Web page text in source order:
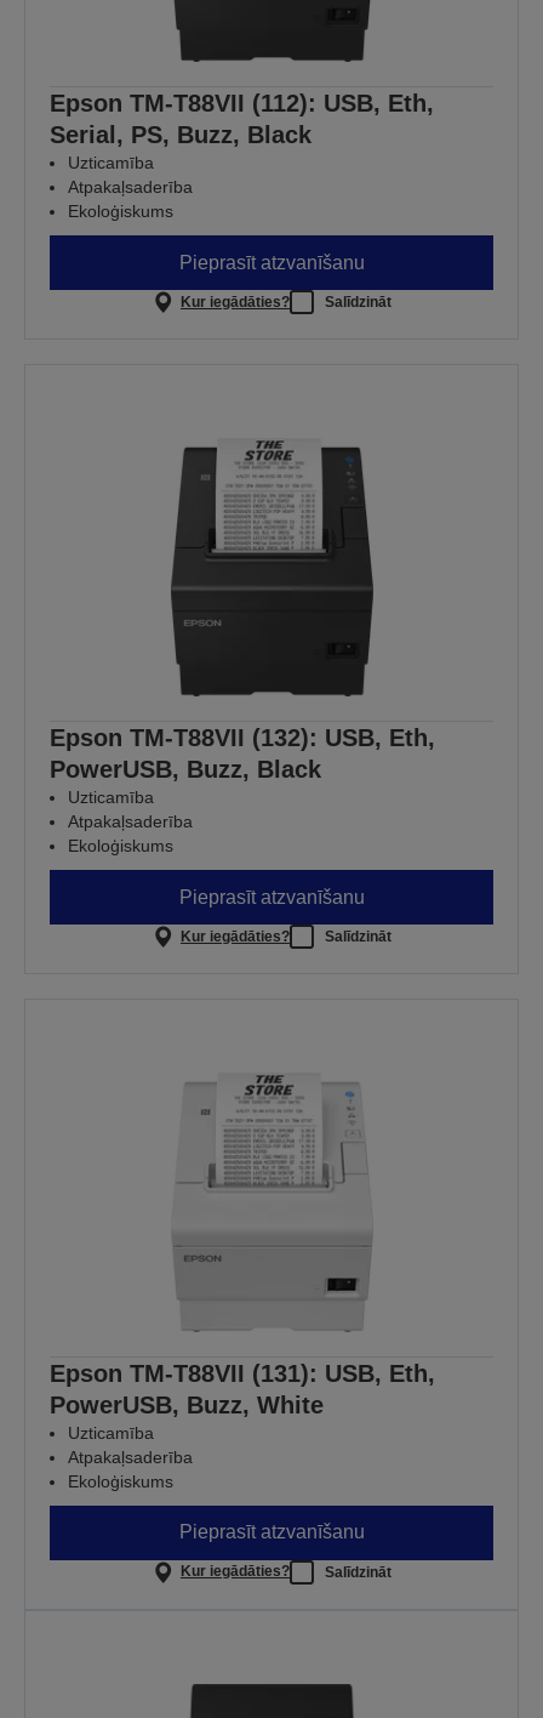
Epson TM-T88VII (112): USB, Eth,
Serial, PS, Buzz, Black
Uzticamība
Atpakaļsaderība
Ekoloģiskums
Pieprasīt atzvanīšanu
Kur iegādāties? Salīdzināt
Epson TM-T88VII (132): USB, Eth,
PowerUSB, Buzz, Black
Uzticamība
Atpakaļsaderība
Ekoloģiskums
Pieprasīt atzvanīšanu
Kur iegādāties? Salīdzināt
Epson TM-T88VII (131): USB, Eth,
PowerUSB, Buzz, White
Uzticamība
Atpakaļsaderība
Ekoloģiskums
Pieprasīt atzvanīšanu
Kur iegādāties? Salīdzināt